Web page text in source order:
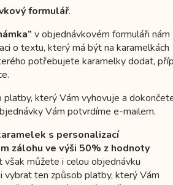
formulář.
v objednávkovém formuláři nám
o textu, který má být na karamelkách
potřebujete karamelky dodat,
který Vám vyhovuje a
Vám potvrdíme e-mailem.
s personalizací
zálohu ve výši 50% z hodnoty
však můžete i celou objednávku
vybrat ten způsob platby, který Vám